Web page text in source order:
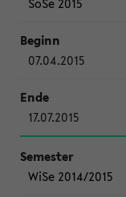
07.04.2015
17.07.2015
WiSe 2014/2015